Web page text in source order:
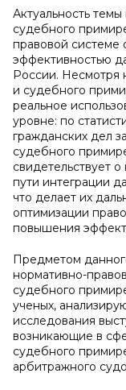
Актуальность
судебного
правовой системе
эффективностью
России. Несмотря
и судебного
реальное
уровне: по
гражданских дел
судебного
свидетельствует
пути интеграции
что делает их
оптимизации
повышения
Предметом
нормативно-
судебного
ученых,
исследования
возникающие в
судебного
арбитражного